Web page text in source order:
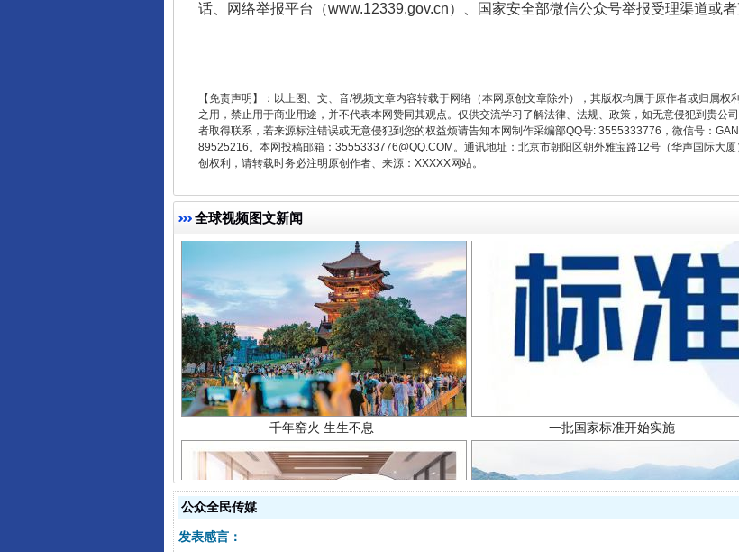
话、网络举报平台（www.12339.gov.cn）、国家安全部微信公众号举报受理渠道或
【免责声明】：以上图、文、音/视频文章内容转载于网络（本网原创文章除外），其版权均属于原作者或归属
之用，禁止用于商业用途，并不代表本网赞同其观点。仅供交流学习了解法律、法规、政策，如无意侵犯到贵公
者取得联系，若来源标注错误或无意侵犯到您的权益烦请告知本网制作采编部QQ号: 3555333776，微信号：
89525216。本网投稿邮箱：3555333776@QQ.COM。通讯地址：北京市朝阳区朝外雅宝路12号（华声国际大
创权利，请转载时务必注明原创作者、来源：XXXXX网站。
全球视频图文新闻
千年窑火 生生不息 一批国家标准开始实施
公众全民传媒
发表感言：